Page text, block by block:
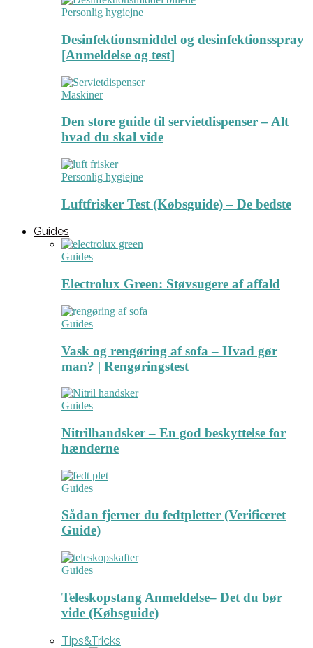
Personlig hygiejne
Desinfektionsmiddel og desinfektionsspray
[Anmeldelse og test]
Maskiner
Den store guide til servietdispenser – Alt
hvad du skal vide
Personlig hygiejne
Luftfrisker Test (Købsguide) – De bedste
Guides
Guides
Electrolux Green: Støvsugere af affald
Guides
Vask og rengøring af sofa – Hvad gør
man? | Rengøringstest
Guides
Nitrilhandsker – En god beskyttelse for
hænderne
Guides
Sådan fjerner du fedtpletter (Verificeret
Guide)
Guides
Teleskopstang Anmeldelse– Det du bør
vide (Købsguide)
Tips&Tricks